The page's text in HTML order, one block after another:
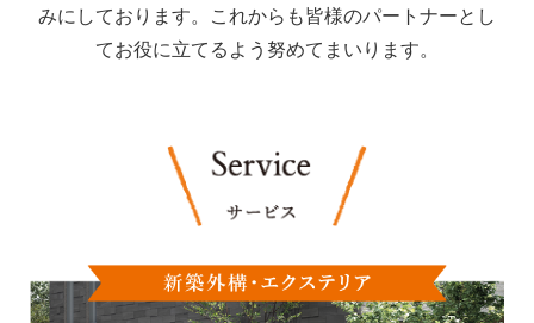
みにしております。これからも皆様のパートナーとし
てお役に立てるよう努めてまいります。